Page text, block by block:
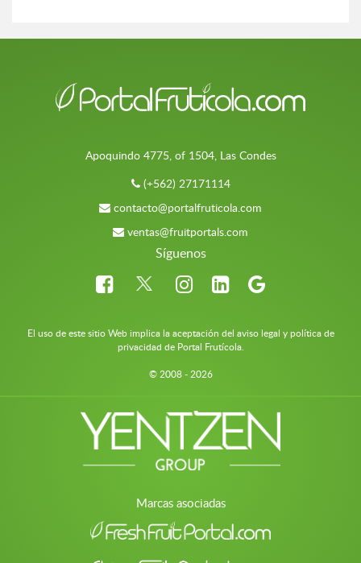
Apoquindo 4775, of 1504, Las Condes
(+562) 27171114
contacto@portalfruticola.com
ventas@fruitportals.com
Síguenos
El uso de este sitio Web implica la aceptación del aviso legal y política de
privacidad de Portal Frutícola.
© 2008 - 2026
Marcas asociadas